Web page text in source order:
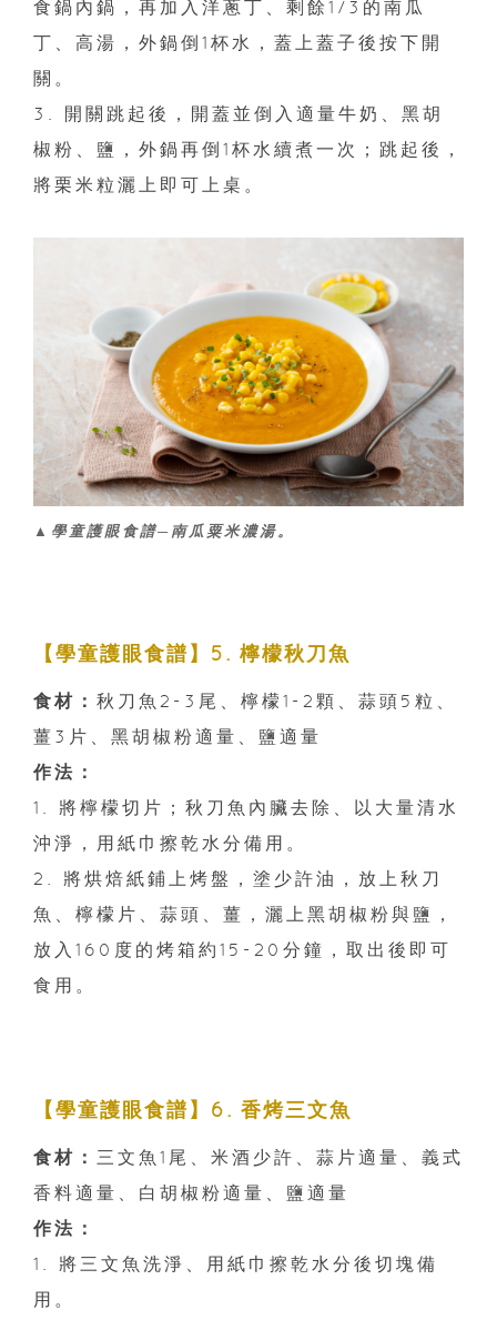
食鍋內鍋，再加入洋蔥丁、剩餘1/3的南瓜
丁、高湯，外鍋倒1杯水，蓋上蓋子後按下開
關。
3. 開關跳起後，開蓋並倒入適量牛奶、黑胡
椒粉、鹽，外鍋再倒1杯水續煮一次；跳起後，
將栗米粒灑上即可上桌。
▲學童護眼食譜─南瓜粟米濃湯。
【學童護眼食譜】5. 檸檬秋刀魚
食材： 秋刀魚2-3尾、檸檬1-2顆、蒜頭5粒、
薑3片、黑胡椒粉適量、鹽適量
作法：
1. 將檸檬切片；秋刀魚內臟去除、以大量清水
沖淨，用紙巾擦乾水分備用。
2. 將烘焙紙鋪上烤盤，塗少許油，放上秋刀
魚、檸檬片、蒜頭、薑，灑上黑胡椒粉與鹽，
放入160度的烤箱約15-20分鐘，取出後即可
食用。
【學童護眼食譜】6. 香烤三文魚
食材： 三文魚1尾、米酒少許、蒜片適量、義式
香料適量、白胡椒粉適量、鹽適量
作法：
1. 將三文魚洗淨、用紙巾擦乾水分後切塊備
用。